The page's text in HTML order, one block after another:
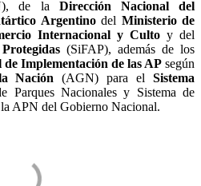
de la Dirección Nacional del
Argentinodel Ministerio de
Internacional y Culto y del
(SiFAP), además de los
Implementación de las AP según
Nación (AGN) para elSistema
Parques Nacionales y Sistema de
APN del Gobierno Nacional.